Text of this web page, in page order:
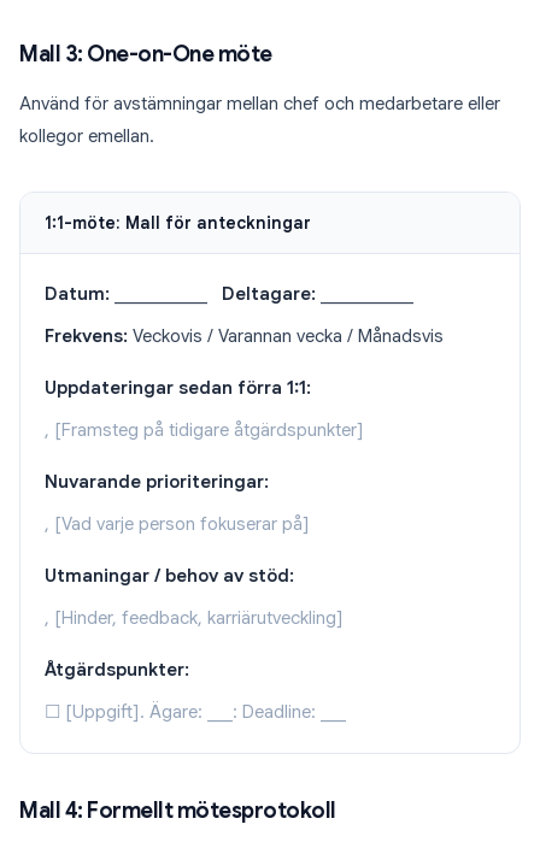
Mall 3: One-on-One möte
Använd för avstämningar mellan chef och medarbetare eller
kollegor emellan.
1:1-möte: Mall för anteckningar
Datum: Deltagare:
Frekvens: Veckovis / Varannan vecka / Månadsvis
Uppdateringar sedan förra 1:1:
, [Framsteg på tidigare åtgärdspunkter]
Nuvarande prioriteringar:
, [Vad varje person fokuserar på]
Utmaningar / behov av stöd:
, [Hinder, feedback, karriärutveckling]
Åtgärdspunkter:
☐ [Uppgift]. Ägare: ___: Deadline: ___
Mall 4: Formellt mötesprotokoll